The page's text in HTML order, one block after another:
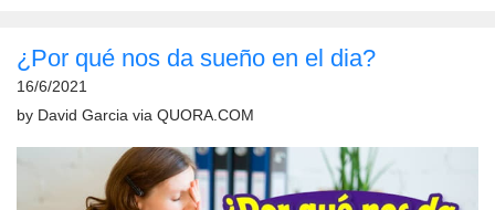
¿Por qué nos da sueño en el dia?
16/6/2021
by David Garcia via QUORA.COM